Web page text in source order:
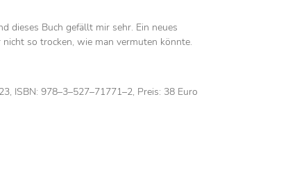
dieses Buch gefällt mir sehr. Ein neues
so trocken, wie man vermuten könnte.
ISBN: 978–3–527–71771–2, Preis: 38 Euro